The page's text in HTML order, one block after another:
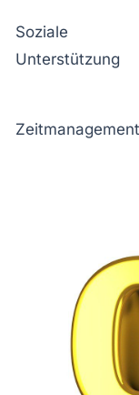
Soziale
Unterstützung
Zeitmanagement